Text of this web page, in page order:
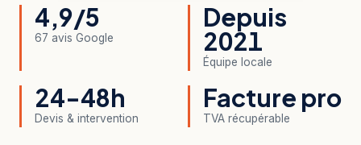
4,9/5
67 avis Google
Depuis
2021
Équipe locale
24-48h
Devis & intervention
Facture pro
TVA récupérable